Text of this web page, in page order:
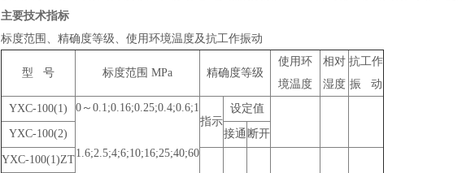
主要技术指标
标度范围、精确度等级、使用环境温度及抗工作振动
型 号 标度范围 MPa 精确度等级
使用环
境温度
相对
湿度
抗工作
振 动
YXC-100(1)
0 ～0.1;0.16;0.25;0.4;0.6;1
1.6;2.5;4;6;10;16;25;40;60
指示
设定值
YXC-100(2) 接通 断开
YXC-100(1)ZT